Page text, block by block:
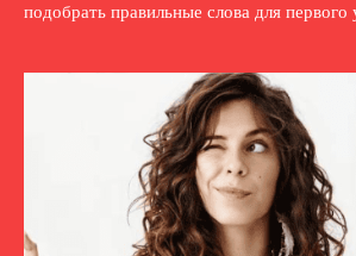
подобрать правильные слова для первого